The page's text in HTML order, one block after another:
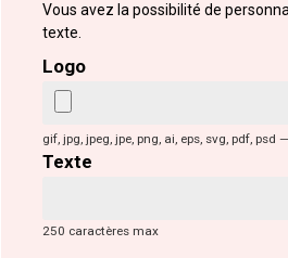
Vous avez la possibilité de
texte.
Logo
gif, jpg, jpeg, jpe, png, ai, eps, svg, pdf,
Texte
250 caractères max